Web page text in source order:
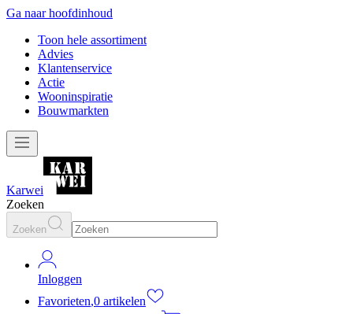
Ga naar hoofdinhoud
Toon hele assortiment
Advies
Klantenservice
Actie
Wooninspiratie
Bouwmarkten
Karwei
Zoeken
Zoeken
Inloggen
Favorieten,0 artikelen